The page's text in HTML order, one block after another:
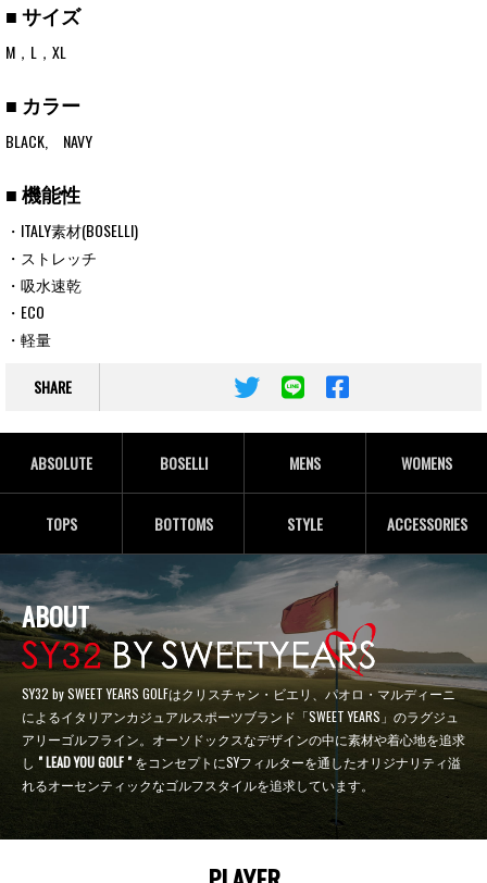
■ サイズ
M，L，XL
■ カラー
BLACK, NAVY
■ 機能性
・ITALY素材(BOSELLI)
・ストレッチ
・吸水速乾
・ECO
・軽量
SHARE
ABSOLUTE BOSELLI MENS WOMENS
TOPS BOTTOMS STYLE ACCESSORIES
ABOUT
SY32 by SWEET YEARS GOLFはクリスチャン・ビエリ、パオロ・マルディーニ
によるイタリアンカジュアルスポーツブランド「SWEET YEARS」のラグジュ
アリーゴルフライン。オーソドックスなデザインの中に素材や着心地を追求
し " LEAD YOU GOLF "をコンセプトにSYフィルターを通したオリジナリティ溢
れるオーセンティックなゴルフスタイルを追求しています。